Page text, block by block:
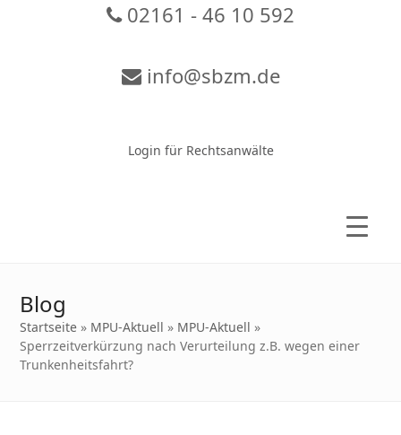
02161 - 46 10 592
info@sbzm.de
Login für Rechtsanwälte
Blog
Startseite » MPU-Aktuell » MPU-Aktuell »
Sperrzeitverkürzung nach Verurteilung z.B. wegen einer
Trunkenheitsfahrt?